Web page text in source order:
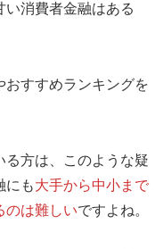
い消費者金融はある
おすすめランキングを
方は、このような疑
にも大手から中小まで
のは難しいですよね。